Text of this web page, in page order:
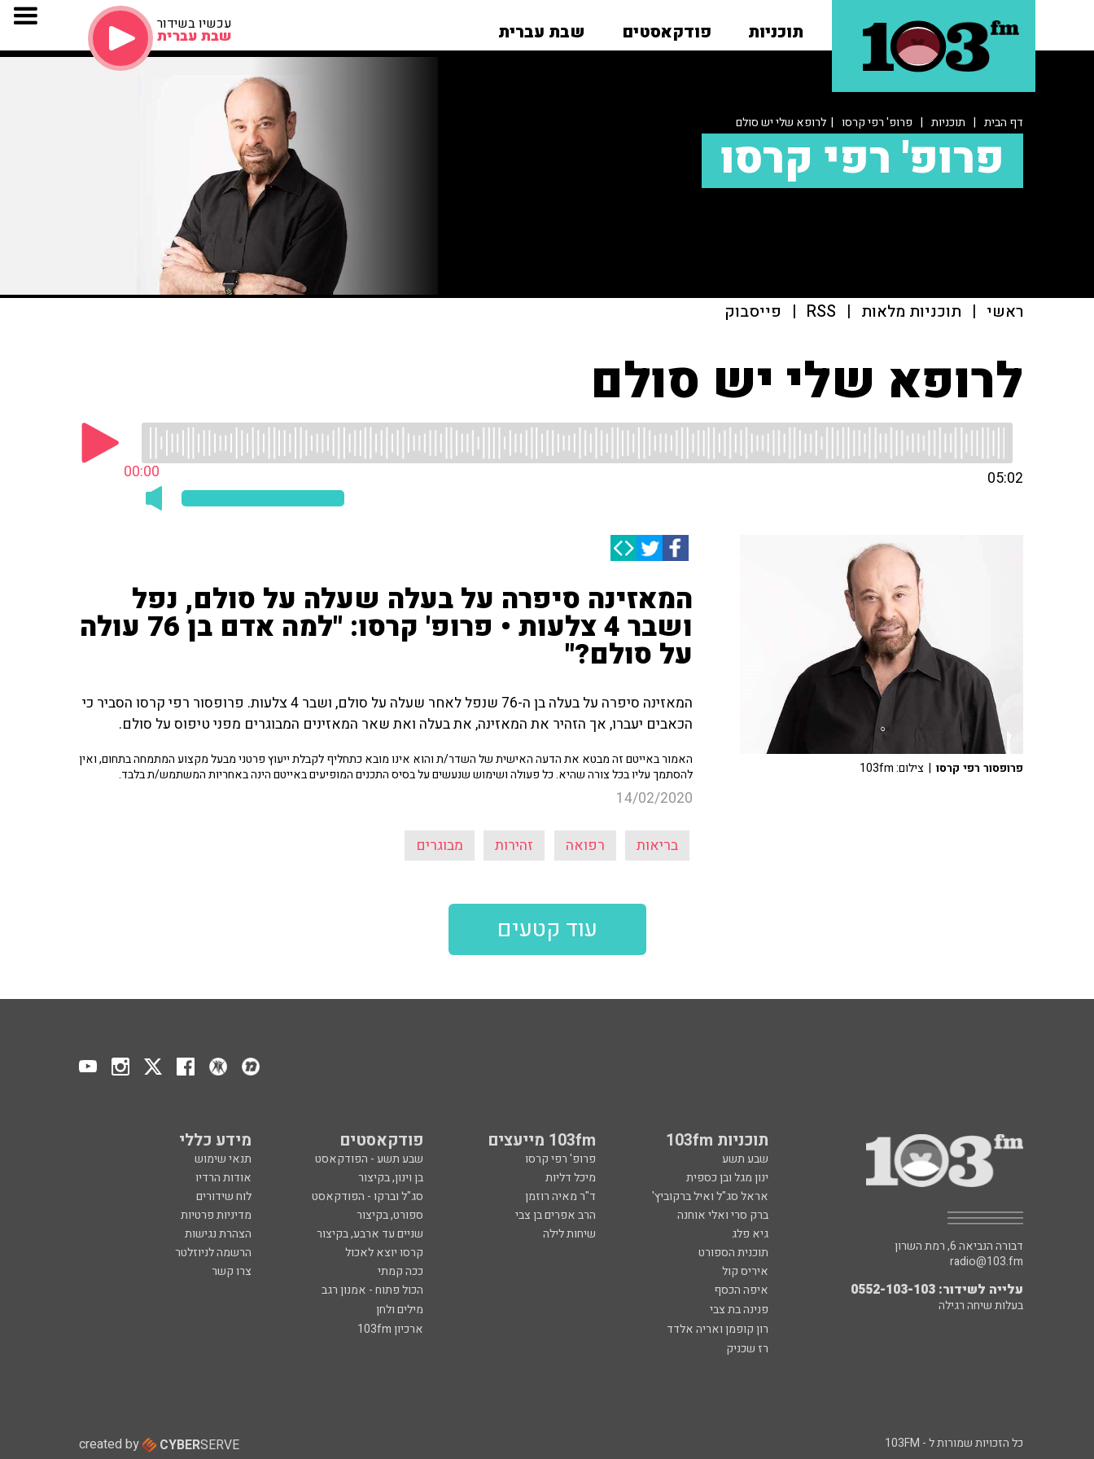
תוכניות פודקאסטים שבת עברית עכשיו בשידור
שבת עברית
דף הבית | תוכניות | פרופ' רפי קרסו | לרופא שלי יש סולם
פרופ' רפי קרסו
ראשי | תוכניות מלאות |
RSS
| פייסבוק
לרופא שלי יש סולם
00:00 05:02
המאזינה סיפרה על בעלה שעלה על סולם, נפל
ושבר 4 צלעות • פרופ' קרסו: "למה אדם בן 76 עולה
על סולם?"
המאזינה סיפרה על בעלה בן ה-76 שנפל לאחר שעלה על סולם, ושבר 4 צלעות. פרופסור רפי קרסו הסביר כי
הכאבים יעברו, אך הזהיר את המאזינה, את בעלה ואת שאר המאזינים המבוגרים מפני טיפוס על סולם.
האמור באייטם זה מבטא את הדעה האישית של השדר/ת והוא אינו מובא כתחליף לקבלת ייעוץ פרטני מבעל מקצוע המתמחה בתחום, ואין
להסתמך עליו בכל צורה שהיא. כל פעולה ושימוש שנעשים על בסיס התכנים המופיעים באייטם הינה באחריות המשתמש/ת בלבד.
14/02/2020
בריאות רפואה זהירות מבוגרים
פרופסור רפי קרסו | צילום: 103fm
עוד קטעים
תוכניות 103fm 103fm מייעצים פודקאסטים מידע כללי
שבע תשע פרופ' רפי קרסו שבע תשע - הפודקאסט
תנאי שימוש
ינון מגל ובן כספית
מיכל דליות בן וינון, בקיצור
אודות הרדיו
אראל סג"ל ואיל ברקוביץ'
ד"ר מאיה רוזמן סג"ל וברקו - הפודקאסט
לוח שידורים
ברק סרי ואלי אוחנה
הרב אפרים בן צבי ספורט, בקיצור
מדיניות פרטיות
גיא פלג
שיחות לילה שניים עד ארבע, בקיצור
הצהרת נגישות
תוכנית הספורט
קרסו יוצא לאכול
הרשמה לניוזלטר
איריס קול
ככה קמתי
צרו קשר
איפה הכסף
הכול פתוח - אמנון רגב
פנינה בת צבי
מילים ולחן
רון קופמן ואריה אלדד
ארכיון 103fm
רז שכניק
דבורה הנביאה 6, רמת השרון
radio@103.fm
עלייה לשידור: 0552-103-103
בעלות שיחה רגילה
כל הזכויות שמורות ל - 103FM created by CYBERSERVE